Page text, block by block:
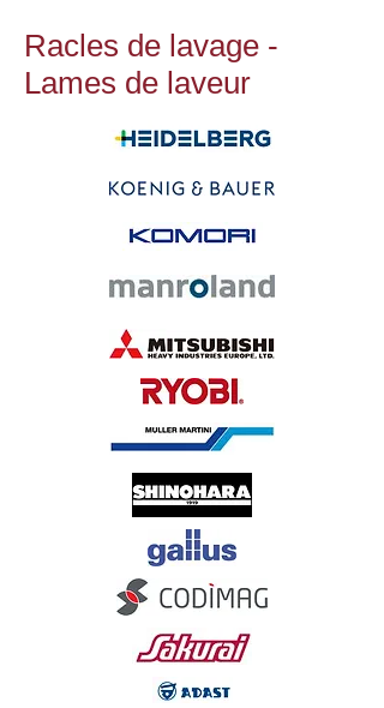
Racles de lavage -
Lames de laveur